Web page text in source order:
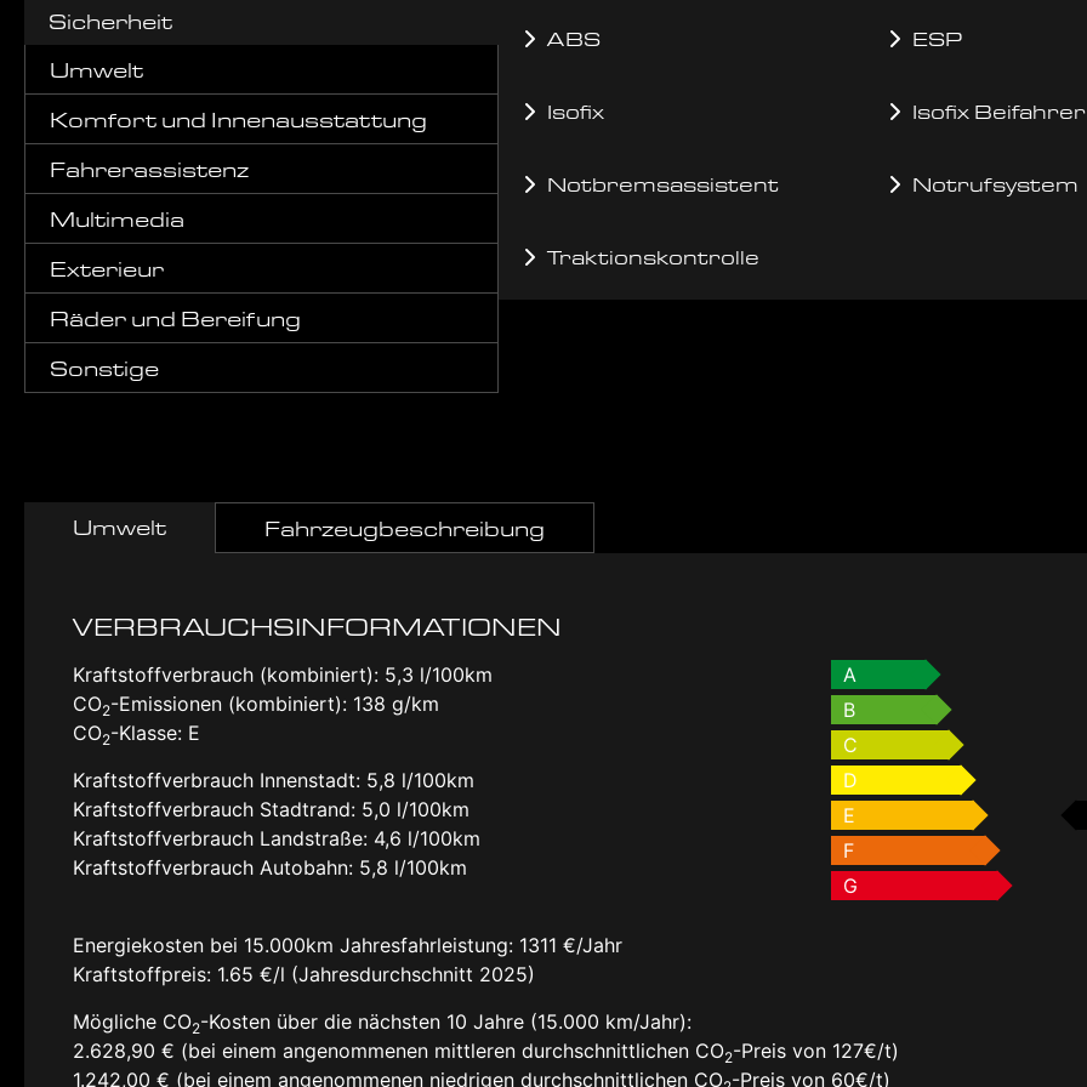
Sicherheit
Umwelt
Komfort und Innenausstattung
Fahrerassistenz
Multimedia
Exterieur
Räder und Bereifung
Sonstige
ABS ESP
Isofix Isofix
Notbremsassistent Notrufsystem
Traktionskontrolle
Umwelt Fahrzeugbeschreibung
VERBRAUCHSINFORMATIONEN
Kraftstoffverbrauch (kombiniert): 5,3 l/100km
CO2-Emissionen (kombiniert): 138 g/km
CO2-Klasse: E
Kraftstoffverbrauch Innenstadt: 5,8 l/100km
Kraftstoffverbrauch Stadtrand: 5,0 l/100km
Kraftstoffverbrauch Landstraße: 4,6 l/100km
Kraftstoffverbrauch Autobahn: 5,8 l/100km
A
B
C
D
E
F
G
Energiekosten bei 15.000km Jahresfahrleistung: 1311 €/Jahr
Kraftstoffpreis: 1.65 €/l (Jahresdurchschnitt 2025)
Mögliche CO2-Kosten über die nächsten 10 Jahre (15.000 km/Jahr):
2.628,90 € (bei einem angenommenen mittleren durchschnittlichen CO2-Preis von 127€/t)
1.242,00 € (bei einem angenommenen niedrigen durchschnittlichen CO -Preis von 60€/t)